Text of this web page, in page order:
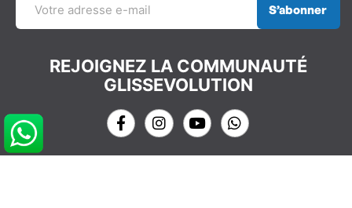
S’abonner
REJOIGNEZ LA COMMUNAUTÉ
GLISSEVOLUTION